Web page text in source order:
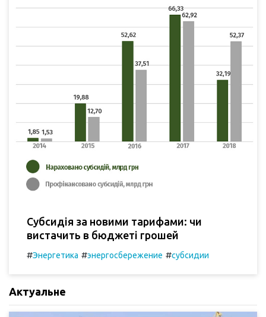
Субсидія за новими тарифами: чи
вистачить в бюджеті грошей
#Энергетика #энергосбережение #субсидии
Актуальне